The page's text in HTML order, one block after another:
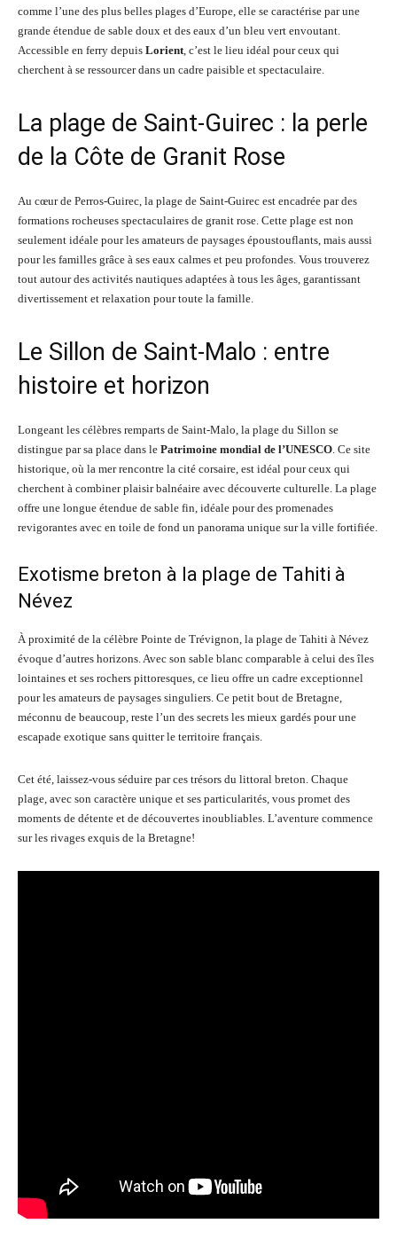
comme l’une des plus belles plages d’Europe, elle se caractérise par une
grande étendue de sable doux et des eaux d’un bleu vert envoutant.
Accessible en ferry depuis Lorient, c’est le lieu idéal pour ceux qui
cherchent à se ressourcer dans un cadre paisible et spectaculaire.
La plage de Saint-Guirec : la perle
de la Côte de Granit Rose
Au cœur de Perros-Guirec, la plage de Saint-Guirec est encadrée par des
formations rocheuses spectaculaires de granit rose. Cette plage est non
seulement idéale pour les amateurs de paysages époustouflants, mais aussi
pour les familles grâce à ses eaux calmes et peu profondes. Vous trouverez
tout autour des activités nautiques adaptées à tous les âges, garantissant
divertissement et relaxation pour toute la famille.
Le Sillon de Saint-Malo : entre
histoire et horizon
Longeant les célèbres remparts de Saint-Malo, la plage du Sillon se
distingue par sa place dans le Patrimoine mondial de l’UNESCO. Ce site
historique, où la mer rencontre la cité corsaire, est idéal pour ceux qui
cherchent à combiner plaisir balnéaire avec découverte culturelle. La plage
offre une longue étendue de sable fin, idéale pour des promenades
revigorantes avec en toile de fond un panorama unique sur la ville fortifiée.
Exotisme breton à la plage de Tahiti à
Névez
À proximité de la célèbre Pointe de Trévignon, la plage de Tahiti à Névez
évoque d’autres horizons. Avec son sable blanc comparable à celui des îles
lointaines et ses rochers pittoresques, ce lieu offre un cadre exceptionnel
pour les amateurs de paysages singuliers. Ce petit bout de Bretagne,
méconnu de beaucoup, reste l’un des secrets les mieux gardés pour une
escapade exotique sans quitter le territoire français.
Cet été, laissez-vous séduire par ces trésors du littoral breton. Chaque
plage, avec son caractère unique et ses particularités, vous promet des
moments de détente et de découvertes inoubliables. L’aventure commence
sur les rivages exquis de la Bretagne!